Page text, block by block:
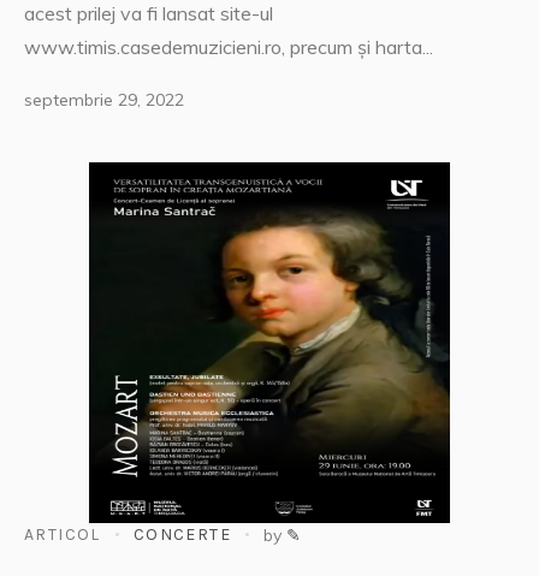
acest prilej va fi lansat site-ul
www.timis.casedemuzicieni.ro, precum şi harta...
septembrie 29, 2022
ARTICOL CONCERTE by ✎